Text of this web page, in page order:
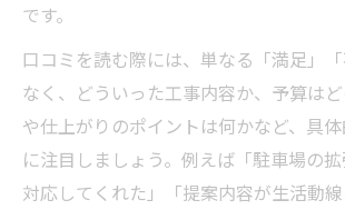
です。
口コミを読む際には、単なる「満足」
なく、どういった工事内容か、予算は
や仕上がりのポイントは何かなど、具
に注目しましょう。例えば「駐車場の
対応してくれた」「提案内容が生活動線